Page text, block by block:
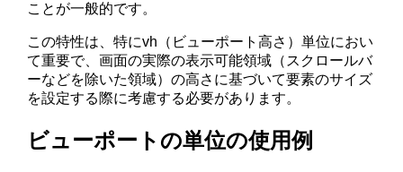
ことが一般的です。
この特性は、特にvh（ビューポート高さ）単位におい
て重要で、画面の実際の表示可能領域（スクロールバ
ーなどを除いた領域）の高さに基づいて要素のサイズ
を設定する際に考慮する必要があります。
ビューポートの単位の使用例